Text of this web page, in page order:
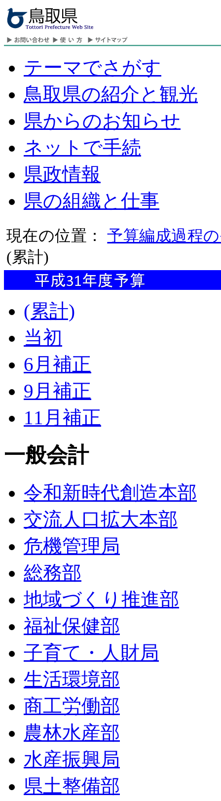
テーマでさがす
鳥取県の紹介と観光
県からのお知らせ
ネットで手続
県政情報
県の組織と仕事
現在の位置：予算編成過程
(累計)
(累計)
当初
6月補正
9月補正
11月補正
一般会計
令和新時代創造本部
交流人口拡大本部
危機管理局
総務部
地域づくり推進部
福祉保健部
子育て・人財局
生活環境部
商工労働部
農林水産部
水産振興局
県土整備部